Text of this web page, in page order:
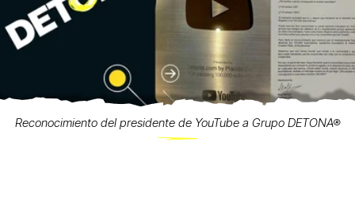
Reconocimiento del presidente de YouTube a Grupo DETONA®